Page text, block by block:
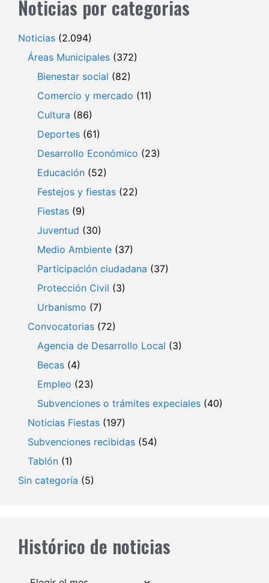
Noticias por categorias
Noticias (2.094)
Áreas Municipales (372)
Bienestar social (82)
Comercio y mercado (11)
Cultura (86)
Deportes (61)
Desarrollo Económico (23)
Educación (52)
Festejos y fiestas (22)
Fiestas (9)
Juventud (30)
Medio Ambiente (37)
Participación ciudadana (37)
Protección Civil (3)
Urbanismo (7)
Convocatorias (72)
Agencia de Desarrollo Local (3)
Becas (4)
Empleo (23)
Subvenciones o trámites expeciales (40)
Noticias Fiestas (197)
Subvenciones recibidas (54)
Tablón (1)
Sin categoría (5)
Histórico de noticias
Archivos